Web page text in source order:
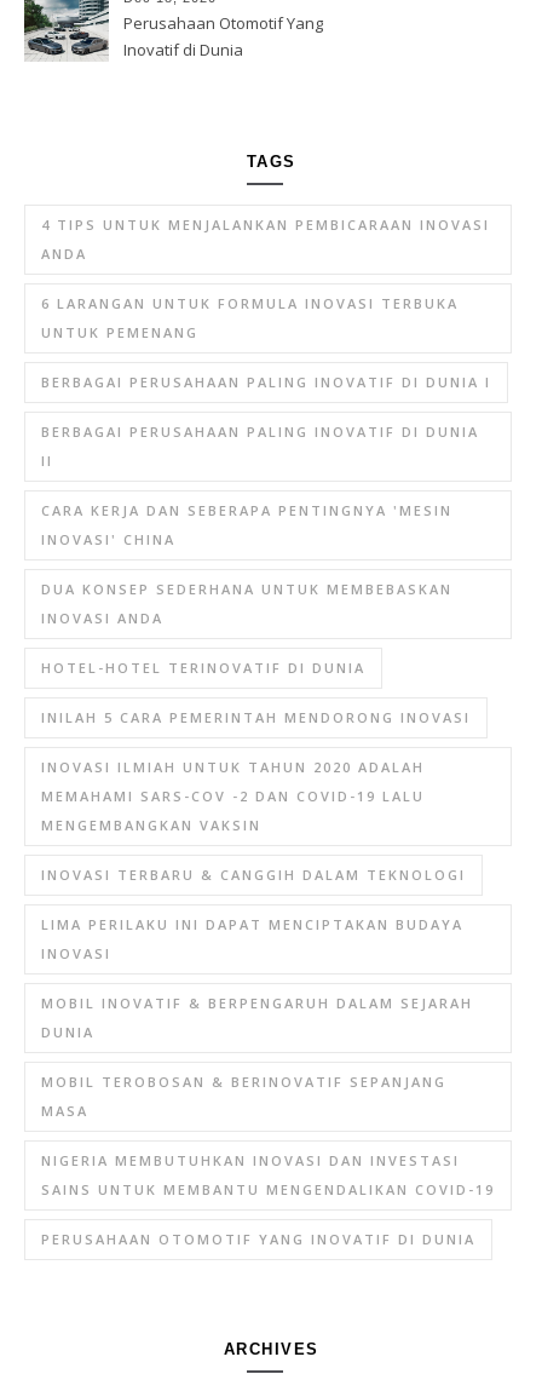
Perusahaan Otomotif Yang
Inovatif di Dunia
TAGS
4 TIPS UNTUK MENJALANKAN PEMBICARAAN INOVASI
ANDA
6 LARANGAN UNTUK FORMULA INOVASI TERBUKA
UNTUK PEMENANG
BERBAGAI PERUSAHAAN PALING INOVATIF DI DUNIA I
BERBAGAI PERUSAHAAN PALING INOVATIF DI DUNIA
II
CARA KERJA DAN SEBERAPA PENTINGNYA 'MESIN
INOVASI' CHINA
DUA KONSEP SEDERHANA UNTUK MEMBEBASKAN
INOVASI ANDA
HOTEL-HOTEL TERINOVATIF DI DUNIA
INILAH 5 CARA PEMERINTAH MENDORONG INOVASI
INOVASI ILMIAH UNTUK TAHUN 2020 ADALAH
MEMAHAMI SARS-COV -2 DAN COVID-19 LALU
MENGEMBANGKAN VAKSIN
INOVASI TERBARU & CANGGIH DALAM TEKNOLOGI
LIMA PERILAKU INI DAPAT MENCIPTAKAN BUDAYA
INOVASI
MOBIL INOVATIF & BERPENGARUH DALAM SEJARAH
DUNIA
MOBIL TEROBOSAN & BERINOVATIF SEPANJANG
MASA
NIGERIA MEMBUTUHKAN INOVASI DAN INVESTASI
SAINS UNTUK MEMBANTU MENGENDALIKAN COVID-19
PERUSAHAAN OTOMOTIF YANG INOVATIF DI DUNIA
ARCHIVES